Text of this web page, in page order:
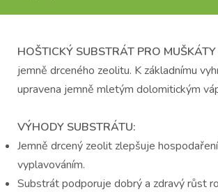
HOŠTICKÝ SUBSTRÁT PRO
jemně drceného zeolitu. K základnímu
upravena jemně mletým dolomitickým
VÝHODY SUBSTRÁTU:
Jemně drcený zeolit zlepšuje
vyplavováním.
Substrát podporuje dobrý a zdravý růst